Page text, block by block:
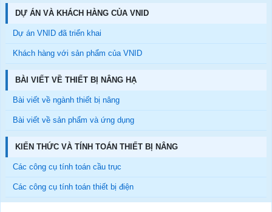
DỰ ÁN VÀ KHÁCH HÀNG CỦA VNID
Dự án VNID đã triển khai
Khách hàng với sản phẩm của VNID
BÀI VIẾT VỀ THIẾT BỊ NÂNG HẠ
Bài viết về ngành thiết bị nâng
Bài viết về sản phẩm và ứng dụng
KIẾN THỨC VÀ TÍNH TOÁN THIẾT BỊ NÂNG
Các công cụ tính toán cầu trục
Các công cụ tính toán thiết bị điện